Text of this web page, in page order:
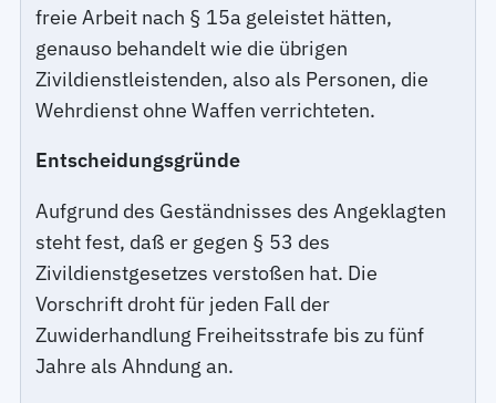
freie Arbeit nach § 15a geleistet hätten,
genauso behandelt wie die übrigen
Zivildienstleistenden, also als Personen, die
Wehrdienst ohne Waffen verrichteten.
Entscheidungsgründe
Aufgrund des Geständnisses des Angeklagten
steht fest, daß er gegen § 53 des
Zivildienstgesetzes verstoßen hat. Die
Vorschrift droht für jeden Fall der
Zuwiderhandlung Freiheitsstrafe bis zu fünf
Jahre als Ahndung an.